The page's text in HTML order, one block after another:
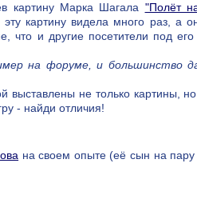
картину Марка Шагала "Полёт
картину видела много раз, а
и другие посетители под его
на форуме, и большинство
не только картины, но
- найди отличия!
на своем опыте (её сын на